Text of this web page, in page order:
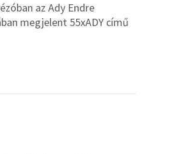
az Ady Endre
megjelent 55xADY című